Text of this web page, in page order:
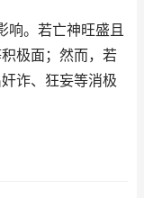
响。若亡神旺盛且
极面；然而，若
诈、狂妄等消极